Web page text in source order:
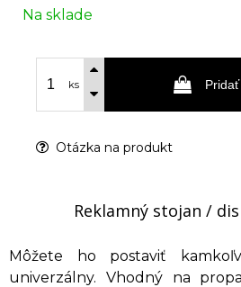
Na sklade
ks
Otázka na produkt
Reklamný stojan /
Môžete ho postaviť
univerzálny. Vhodný na